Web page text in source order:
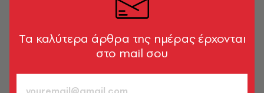
Τα συν και πλην της εβδομάδας από τη Σταυρούλα
Σταυρούλα Παναγιωτάκη
ΤΕΥΧΟΣ 917
22.05.2024, 16:36 1’ ΔΙΑΒΑΣΜΑ
Tα καλύτερα άρθρα της ημέρας έρχονται
στο mail σου